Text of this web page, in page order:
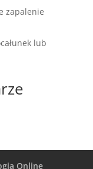
zapalenie
lub
Online